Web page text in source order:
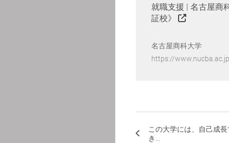
就職支援 | 名古屋商
証校》
名古屋商科大学
https://
この大学には、自己成長
き...